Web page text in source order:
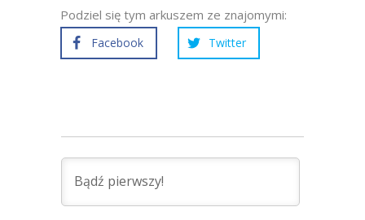
Podziel się tym arkuszem ze znajomymi:
Facebook Twitter